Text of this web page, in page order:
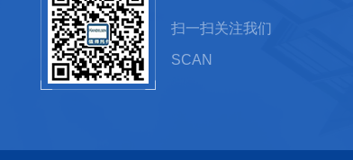
扫一扫关注我们
SCAN